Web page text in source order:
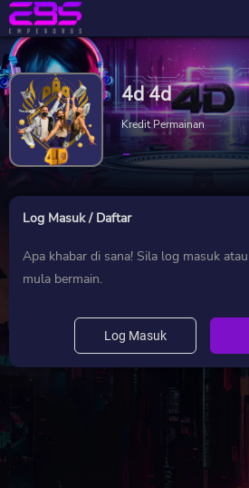
4d 4d
Kredit Permainan
-
Log Masuk / Daftar
Apa khabar di sana! Sila log masuk
mula bermain.
Log Masuk